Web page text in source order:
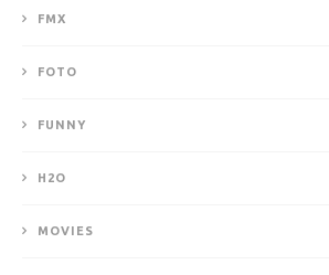
FMX
FOTO
FUNNY
H2O
MOVIES